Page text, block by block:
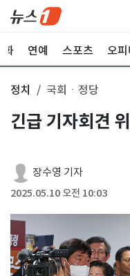
화 연예 스포츠 오
정치 국회ㆍ정당
긴급 기자회견
장수영 기자
2025.05.10 오전 10:03